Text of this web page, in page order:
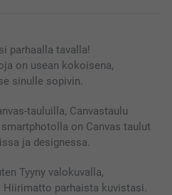
parhaalla tavalla!
on usean kokoisena,
sinulle sopivin.
tauluilla, Canvastaulu
on Canvas taulut
ja designessa.
Tyyny valokuvalla,
Hiirimatto parhaista kuvistasi.